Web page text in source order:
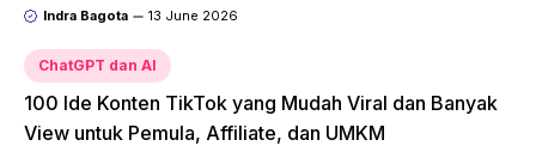
Indra Bagota 13 June 2026
ChatGPT dan AI
100 Ide Konten TikTok yang Mudah Viral dan Banyak
View untuk Pemula, Affiliate, dan UMKM